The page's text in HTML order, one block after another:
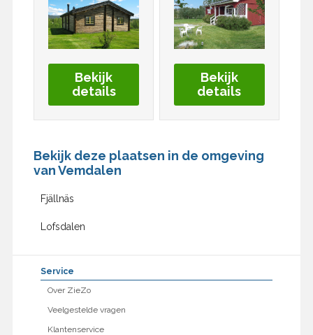
Bekijk
details
Bekijk
details
Bekijk deze plaatsen in de omgeving
van Vemdalen
Fjällnäs
Lofsdalen
Service
Over ZieZo
Veelgestelde vragen
Klantenservice